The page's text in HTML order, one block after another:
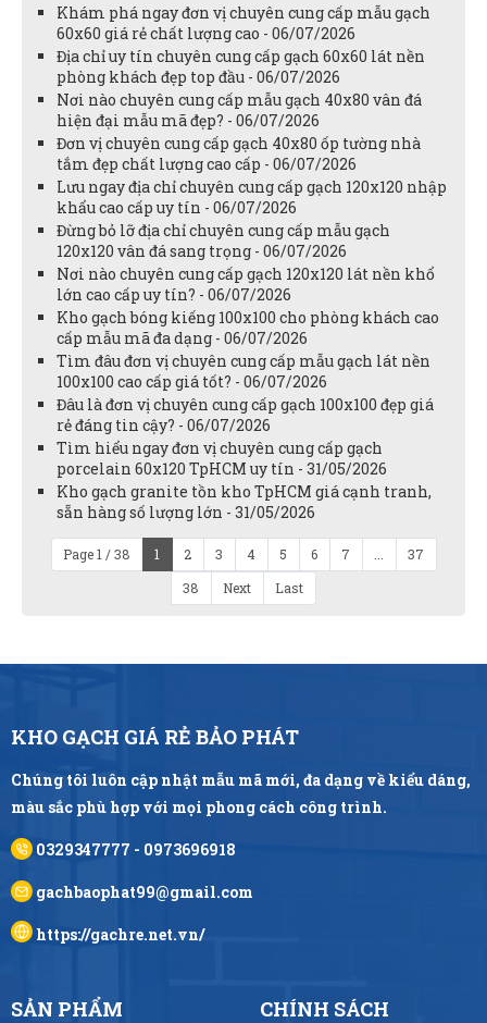
Khám phá ngay đơn vị chuyên cung cấp mẫu gạch
60x60 giá rẻ chất lượng cao - 06/07/2026
Địa chỉ uy tín chuyên cung cấp gạch 60x60 lát nền
phòng khách đẹp top đầu - 06/07/2026
Nơi nào chuyên cung cấp mẫu gạch 40x80 vân đá
hiện đại mẫu mã đẹp? - 06/07/2026
Đơn vị chuyên cung cấp gạch 40x80 ốp tường nhà
tắm đẹp chất lượng cao cấp - 06/07/2026
Lưu ngay địa chỉ chuyên cung cấp gạch 120x120 nhập
khẩu cao cấp uy tín - 06/07/2026
Đừng bỏ lỡ địa chỉ chuyên cung cấp mẫu gạch
120x120 vân đá sang trọng - 06/07/2026
Nơi nào chuyên cung cấp gạch 120x120 lát nền khổ
lớn cao cấp uy tín? - 06/07/2026
Kho gạch bóng kiếng 100x100 cho phòng khách cao
cấp mẫu mã đa dạng - 06/07/2026
Tìm đâu đơn vị chuyên cung cấp mẫu gạch lát nền
100x100 cao cấp giá tốt? - 06/07/2026
Đâu là đơn vị chuyên cung cấp gạch 100x100 đẹp giá
rẻ đáng tin cậy? - 06/07/2026
Tìm hiểu ngay đơn vị chuyên cung cấp gạch
porcelain 60x120 TpHCM uy tín - 31/05/2026
Kho gạch granite tồn kho TpHCM giá cạnh tranh,
sẵn hàng số lượng lớn - 31/05/2026
Page 1 / 38 1 2 3 4 5 6 7
37
38
Next Last
KHO GẠCH GIÁ RẺ BẢO PHÁT
Chúng tôi luôn cập nhật mẫu mã mới, đa dạng về kiểu dáng,
màu sắc phù hợp với mọi phong cách công trình.
0329347777 - 0973696918
gachbaophat99@gmail.com
https://gachre.net.vn/
SẢN PHẨM CHÍNH SÁCH